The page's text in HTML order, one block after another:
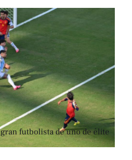
futbolista de uno de élite